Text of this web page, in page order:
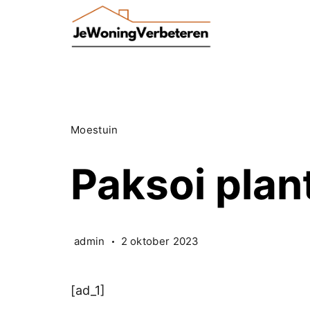
Moestuin
Paksoi
admin 2 oktober 2023
[ad_1]